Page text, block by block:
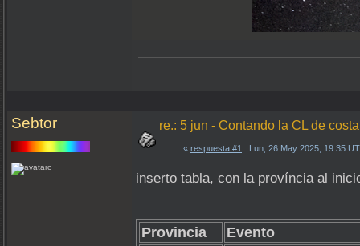
Sebtor re.: 5 jun - Contando la CL de
« respuesta #1 : Lun, 26 May 2025, 19:35
inserto tabla, con la província al
Provincia
Evento